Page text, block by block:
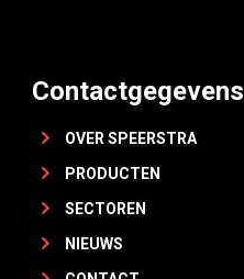
Contactgegevens
OVER SPEERSTRA
PRODUCTEN
SECTOREN
NIEUWS